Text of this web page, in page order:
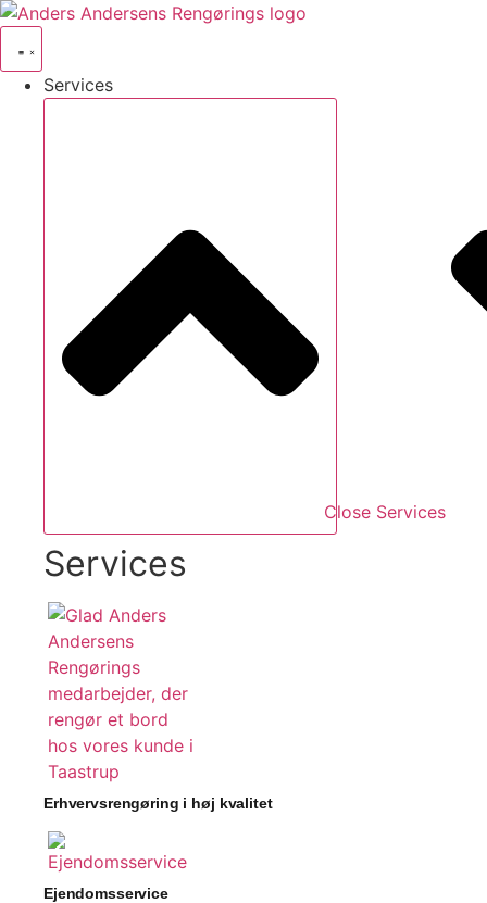
Videre
indhold
Services
Close Services
Services
Erhvervsrengøring i høj kvalitet
Ejendomsservice